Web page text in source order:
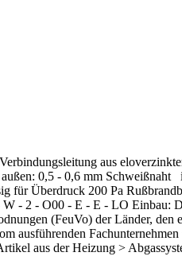
aus
0,5 - 0,6 mm Schweißnaht
Überdruck 200 Pa
2 - O00 - E - E - LO Einbau:
(FeuVo) der Länder,
aus der Heizung >